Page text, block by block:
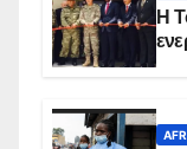
Η